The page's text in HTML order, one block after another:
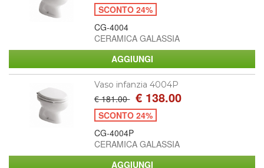
SCONTO 24%
CG-4004
CERAMICA GALASSIA
Vaso infanzia 4004P
€ 181.00 € 138.00
SCONTO 24%
CG-4004P
CERAMICA GALASSIA